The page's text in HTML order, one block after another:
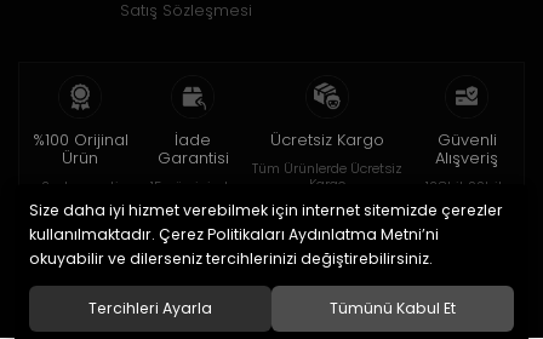
Satış Sözleşmesi
%100 Orijinal
Ürün
2 yıl garanti
İade
Garantisi
15 gün içinde
Ücretsiz Kargo
Tüm Ürünlerde Ücretsiz
Kargo
Güvenli
Alışveriş
128bit SSL ile
© 2020HOROBOX SHOP. Tüm hakları saklıdır.
Size daha iyi hizmet verebilmek için internet sitemizde çerezler
kullanılmaktadır. Çerez Politikaları Aydınlatma Metni’ni
okuyabilir ve dilerseniz tercihlerinizi değiştirebilirsiniz.
Tercihleri Ayarla Tümünü Kabul Et